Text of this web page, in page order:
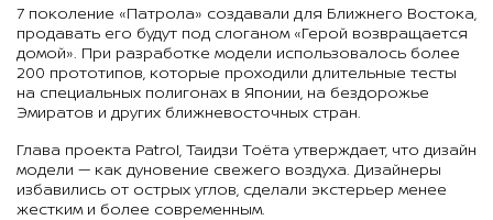
7 поколение «Патрола» создавали для Ближнего Востока,
продавать его будут под слоганом «Герой возвращается
домой». При разработке модели использовалось более
200 прототипов, которые проходили длительные тесты
на специальных полигонах в Японии, на бездорожье
Эмиратов и других ближневосточных стран.
Глава проекта Patrol, Таидзи Тоёта утверждает, что дизайн
модели — как дуновение свежего воздуха. Дизайнеры
избавились от острых углов, сделали экстерьер менее
жестким и более современным.